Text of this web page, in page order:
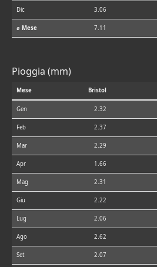
Dic 3.06
⌀ Mese 7.11
Pioggia (mm)
Mese Bristol
Gen 2.32
Feb 2.37
Mar 2.29
Apr 1.66
Mag 2.31
Giu 2.22
Lug 2.06
Ago 2.62
Set 2.07